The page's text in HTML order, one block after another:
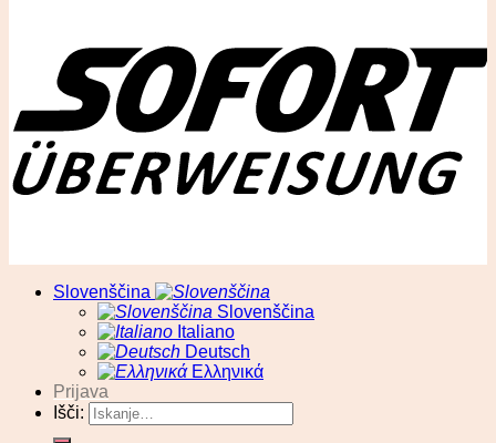
Slovenščina
Slovenščina
Italiano
Deutsch
Ελληνικά
Prijava
Išči: